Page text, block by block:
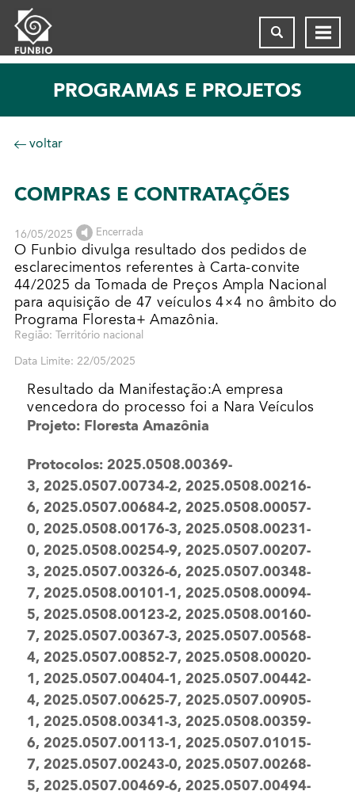
PROGRAMAS E PROJETOS
voltar
COMPRAS E CONTRATAÇÕES
16/05/2025 Encerrada
O Funbio divulga resultado dos pedidos de
esclarecimentos referentes à Carta-convite
44/2025 da Tomada de Preços Ampla Nacional
para aquisição de 47 veículos 4×4 no âmbito do
Programa Floresta+ Amazônia.
Região: Território nacional
Data Limite: 22/05/2025
Resultado da Manifestação:A empresa
vencedora do processo foi a Nara Veículos
Projeto: Floresta Amazônia
Protocolos: 2025.0508.00369-
3, 2025.0507.00734-2, 2025.0508.00216-
6, 2025.0507.00684-2, 2025.0508.00057-
0, 2025.0508.00176-3, 2025.0508.00231-
0, 2025.0508.00254-9, 2025.0507.00207-
3, 2025.0507.00326-6, 2025.0507.00348-
7, 2025.0508.00101-1, 2025.0508.00094-
5, 2025.0508.00123-2, 2025.0508.00160-
7, 2025.0507.00367-3, 2025.0507.00568-
4, 2025.0507.00852-7, 2025.0508.00020-
1, 2025.0507.00404-1, 2025.0507.00442-
4, 2025.0507.00625-7, 2025.0507.00905-
1, 2025.0508.00341-3, 2025.0508.00359-
6, 2025.0507.00113-1, 2025.0507.01015-
7, 2025.0507.00243-0, 2025.0507.00268-
5, 2025.0507.00469-6, 2025.0507.00494-